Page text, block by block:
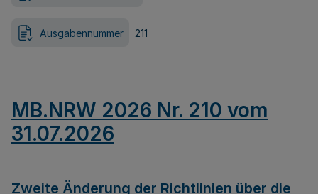
Ausgabennummer 211
MB.NRW 2026 Nr. 210 vom
31.07.2026
Zweite Änderung der Richtlinien über die